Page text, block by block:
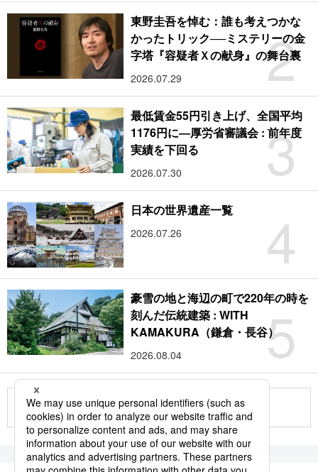
2
東野圭吾を悼む：誰も考えつかな
かったトリック──ミステリーの金
字塔『容疑者Ｘの献身』の舞台裏
2026.07.29
3
最低賃金55円引き上げ、全国平均
1176円に―厚労省審議会 : 前年度
実績を下回る
2026.07.30
4
日本の世界遺産一覧
2026.07.26
5
豪雪の地と海辺の町で220年の時を
刻んだ伝統建築 : WITH
KAMAKURA（鎌倉・長谷）
2026.08.04
もっと見る